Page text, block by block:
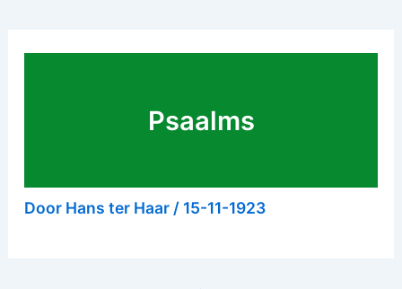
Psaalms
Door Hans ter Haar / 15-11-1923